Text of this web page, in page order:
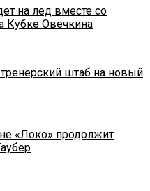
на лед вместе со
Кубке Овечкина
штаб на новый
«Локо» продолжит